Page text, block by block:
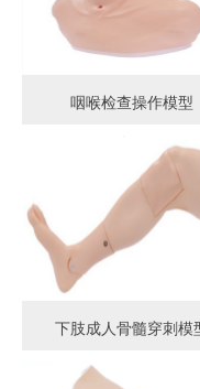
咽喉检查操作模型
下肢成人骨髓穿刺模